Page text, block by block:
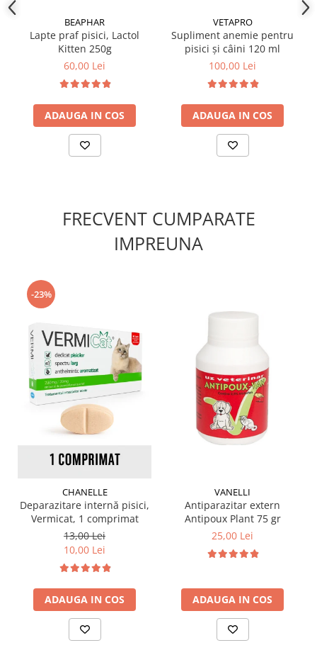
grăsimi, drojdii, carne și derivate de origine animală,
pește și derivate din pește, cereale, derivate de origine
vegetală.
BEAPHAR
Lapte praf pisici, Lactol
Kitten 250g
60,00 Lei
ADAUGA IN COS
VETAPRO
Supliment anemie pentru
pisici și câini 120 ml
100,00 Lei
ADAUGA IN COS
FRECVENT CUMPARATE
IMPREUNA
-23%
CHANELLE
Deparazitare internă pisici,
Vermicat, 1 comprimat
13,00 Lei
10,00 Lei
ADAUGA IN COS
VANELLI
Antiparazitar extern
Antipoux Plant 75 gr
25,00 Lei
ADAUGA IN COS